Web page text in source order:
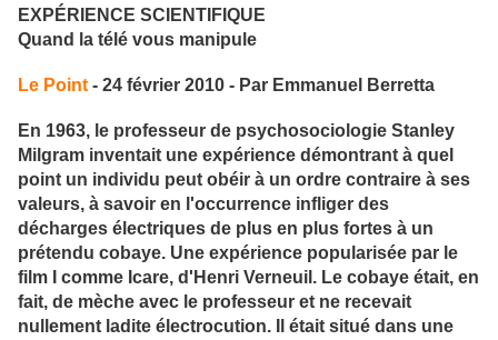
EXPÉRIENCE SCIENTIFIQUE
Quand la télé vous manipule
Le Point - 24 février 2010 - Par Emmanuel Berretta
En 1963, le professeur de psychosociologie Stanley
Milgram inventait une expérience démontrant à quel
point un individu peut obéir à un ordre contraire à ses
valeurs, à savoir en l'occurrence infliger des
décharges électriques de plus en plus fortes à un
prétendu cobaye. Une expérience popularisée par le
film
I comme Icare, d'Henri Verneuil. Le cobaye était, en
fait, de mèche avec le professeur et ne recevait
nullement ladite électrocution. Il était situé dans une